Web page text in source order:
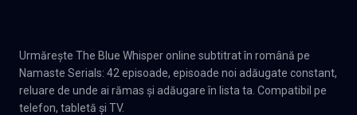
Urmărește The Blue Whisper online subtitrat în română pe
Namaste Serials: 42 episoade, episoade noi adăugate constant,
reluare de unde ai rămas și adăugare în lista ta. Compatibil pe
telefon, tabletă și TV.